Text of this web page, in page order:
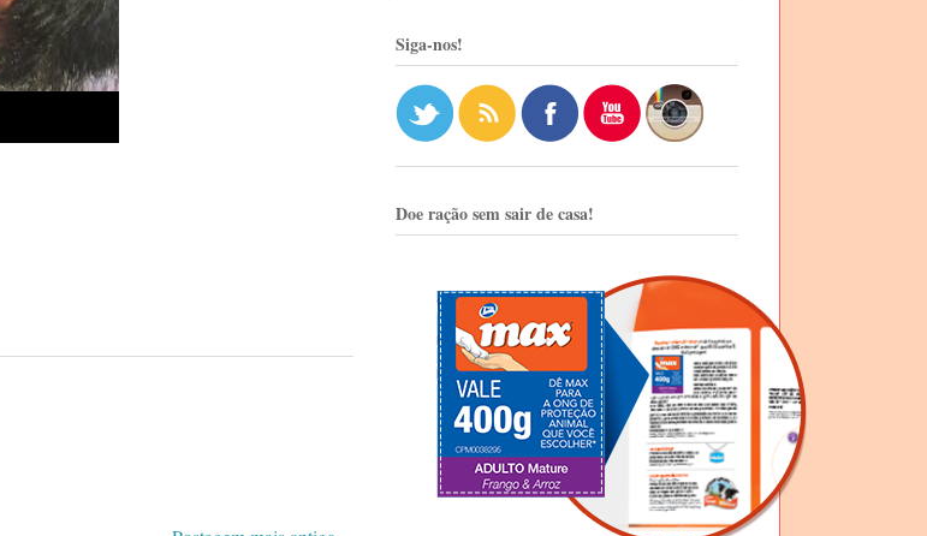
Siga-nos!
Doe ração sem sair de casa!